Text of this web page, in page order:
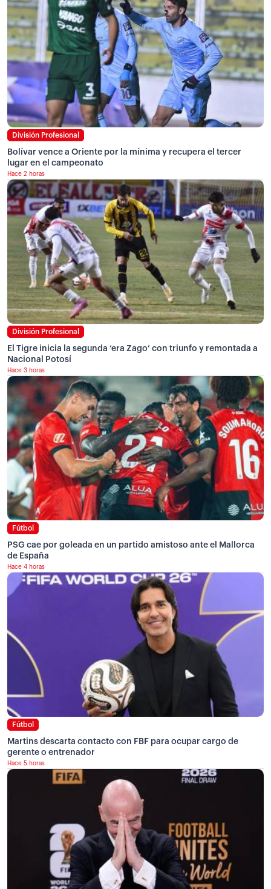
División Profesional
Bolívar vence a Oriente por la mínima y recupera el tercer
lugar en el campeonato
Hace 2 horas
División Profesional
El Tigre inicia la segunda ‘era Zago’ con triunfo y remontada a
Nacional Potosí
Hace 3 horas
Fútbol
PSG cae por goleada en un partido amistoso ante el Mallorca
de España
Hace 4 horas
Fútbol
Martins descarta contacto con FBF para ocupar cargo de
gerente o entrenador
Hace 5 horas